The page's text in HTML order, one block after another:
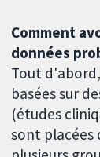
Comment
données
Tout
basées sur
(études
sont placées